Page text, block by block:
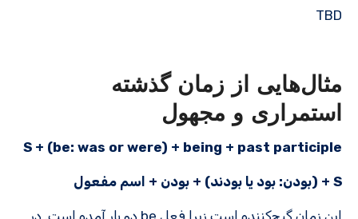
TBD
مثال‌هایی از زمان گذشته
استمراری و مجهول
S + (be: was or were) + being + past participle
S + (بودن: بود یا بودند) + بودن + اسم مفعول
این زمان گیج‌کننده است زیرا فعل be دو بار آمده است. در